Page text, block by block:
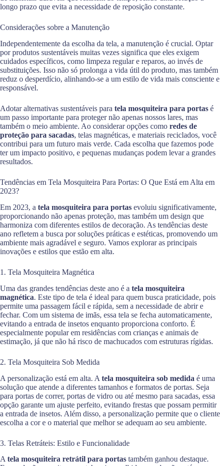
longo prazo que evita a necessidade de reposição constante.
Considerações sobre a Manutenção
Independentemente da escolha da tela, a manutenção é crucial. Optar
por produtos sustentáveis muitas vezes significa que eles exigem
cuidados específicos, como limpeza regular e reparos, ao invés de
substituições. Isso não só prolonga a vida útil do produto, mas também
reduz o desperdício, alinhando-se a um estilo de vida mais consciente e
responsável.
Adotar alternativas sustentáveis para tela mosquiteira para portas é
um passo importante para proteger não apenas nossos lares, mas
também o meio ambiente. Ao considerar opções como redes de
proteção para sacadas, telas magnéticas, e materiais reciclados, você
contribui para um futuro mais verde. Cada escolha que fazemos pode
ter um impacto positivo, e pequenas mudanças podem levar a grandes
resultados.
Tendências em Tela Mosquiteira Para Portas: O Que Está em Alta em
2023?
Em 2023, a tela mosquiteira para portas evoluiu significativamente,
proporcionando não apenas proteção, mas também um design que
harmoniza com diferentes estilos de decoração. As tendências deste
ano refletem a busca por soluções práticas e estéticas, promovendo um
ambiente mais agradável e seguro. Vamos explorar as principais
inovações e estilos que estão em alta.
1. Tela Mosquiteira Magnética
Uma das grandes tendências deste ano é a tela mosquiteira
magnética. Este tipo de tela é ideal para quem busca praticidade, pois
permite uma passagem fácil e rápida, sem a necessidade de abrir e
fechar. Com um sistema de imãs, essa tela se fecha automaticamente,
evitando a entrada de insetos enquanto proporciona conforto. É
especialmente popular em residências com crianças e animais de
estimação, já que não há risco de machucados com estruturas rígidas.
2. Tela Mosquiteira Sob Medida
A personalização está em alta. A tela mosquiteira sob medida é uma
solução que atende a diferentes tamanhos e formatos de portas. Seja
para portas de correr, portas de vidro ou até mesmo para sacadas, essa
opção garante um ajuste perfeito, evitando frestas que possam permitir
a entrada de insetos. Além disso, a personalização permite que o cliente
escolha a cor e o material que melhor se adequam ao seu ambiente.
3. Telas Retráteis: Estilo e Funcionalidade
Atela mosquiteira retrátil para portas também ganhou destaque.